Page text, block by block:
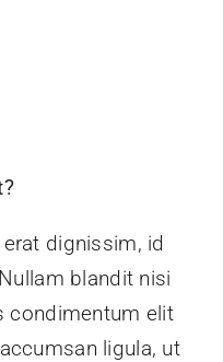
dignissim, id
blandit nisi
condimentum elit
ligula, ut